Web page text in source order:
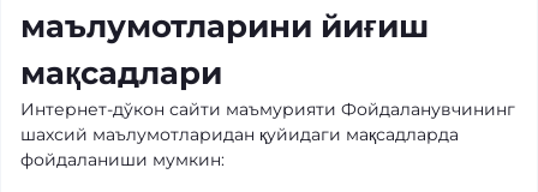
маълумотларини йиғиш
мақсадлари
Интернет-дўкон сайти маъмурияти Фойдаланувчининг
шахсий маълумотларидан қуйидаги мақсадларда
фойдаланиши мумкин: